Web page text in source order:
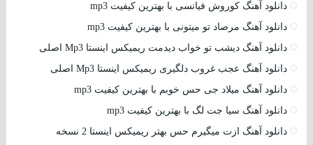
دانلود آهنگ کوروش فیانسی با بهترین کیفیت mp3
دانلود آهنگ مرصاد تو میتونی با بهترین کیفیت mp3
دانلود آهنگ دیشب تو خواب دیدمت ریمیکس اینستا Mp3 اصلی
دانلود آهنگ عجب غروب دلگیری ریمیکس اینستا Mp3 اصلی
دانلود آهنگ میلاد جی حس خوبم با بهترین کیفیت mp3
دانلود آهنگ سیا جت لگ با بهترین کیفیت mp3
دانلود آهنگ ازت میگیرم حس بهتر ریمیکس اینستا 2 نسخه